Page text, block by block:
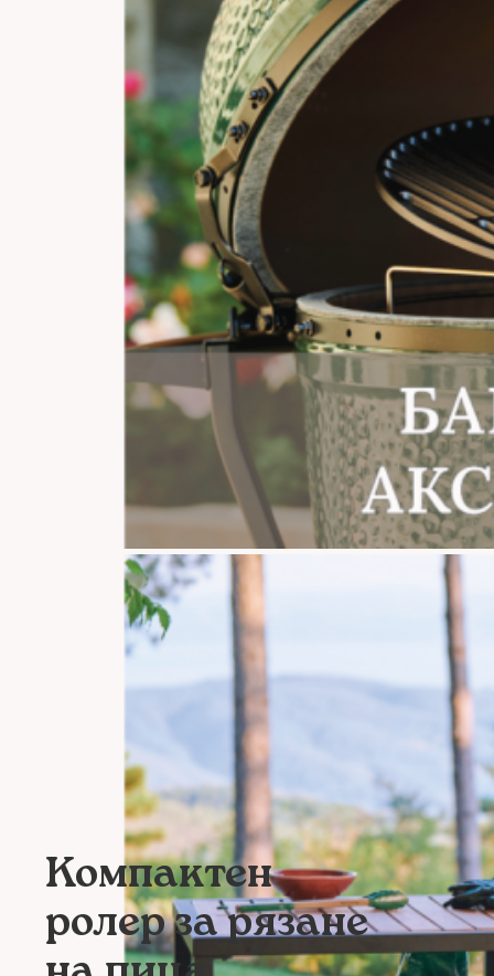
Компактен
ролер за рязане